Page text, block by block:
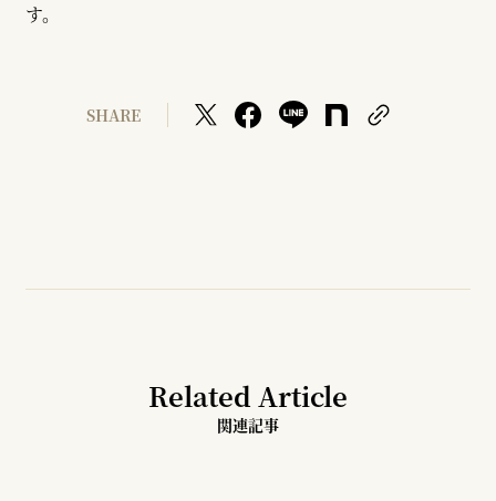
す。
SHARE
Related Article
関連記事